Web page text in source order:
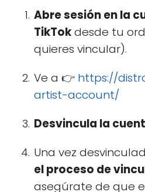
Abre sesión en la
TikTokdesde tu
quieres vincular).
Ve a 👉 https://
artist-account/
Desvincula la
Una vez
el proceso de
asegúrate de que